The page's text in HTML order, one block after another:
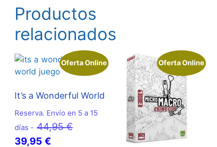
Productos
relacionados
Oferta Online
It’s a Wonderful World
Reserva. Envío en 5 a 15
días - 44,95€El
39,95 €
Oferta Online